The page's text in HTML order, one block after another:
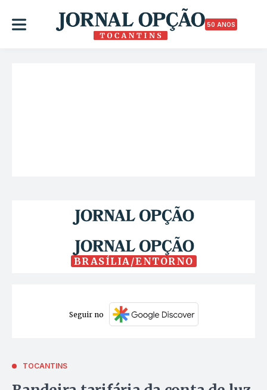
50 ANOS
BRASÍLIA/ENTORNO
Seguir no
TOCANTINS